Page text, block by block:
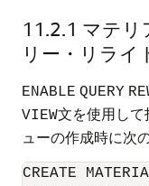
11.2.1 マテリ
リー・リライ
ENABLE QUERY
VIEW文を使用し
ューの作成時に次
CREATE